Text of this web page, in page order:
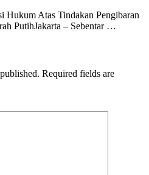
Hukum Atas Tindakan Pengibaran
PutihJakarta – Sebentar …
Required fields are